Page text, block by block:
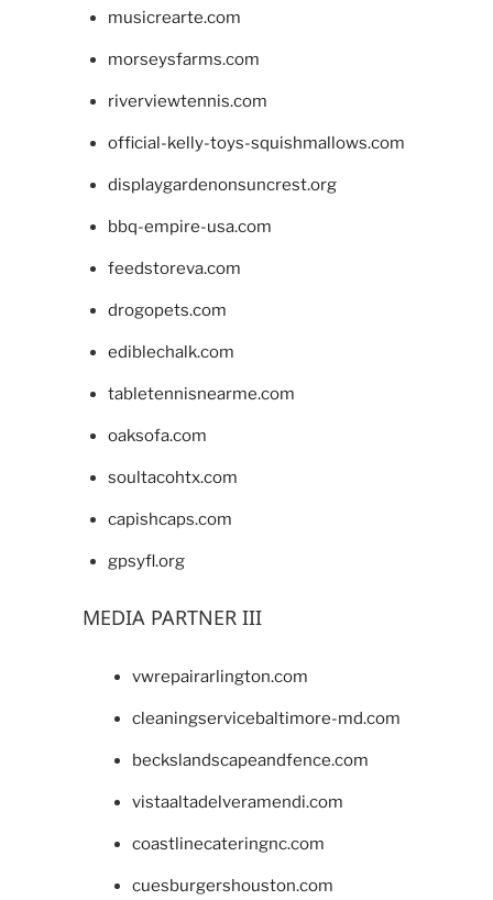
musicrearte.com
morseysfarms.com
riverviewtennis.com
official-kelly-toys-squishmallows.com
displaygardenonsuncrest.org
bbq-empire-usa.com
feedstoreva.com
drogopets.com
ediblechalk.com
tabletennisnearme.com
oaksofa.com
soultacohtx.com
capishcaps.com
gpsyfl.org
MEDIA PARTNER III
vwrepairarlington.com
cleaningservicebaltimore-md.com
beckslandscapeandfence.com
vistaaltadelveramendi.com
coastlinecateringnc.com
cuesburgershouston.com